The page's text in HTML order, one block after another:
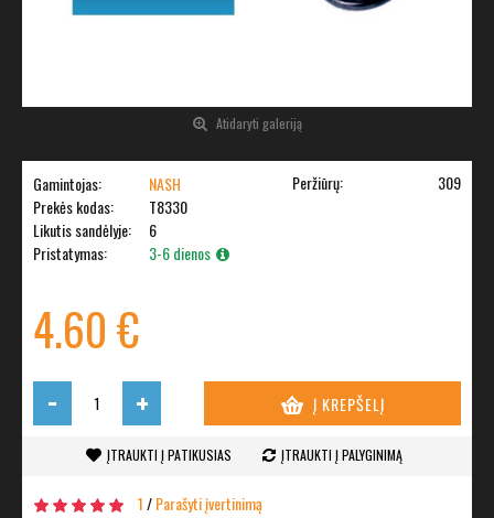
Atidaryti galeriją
Gamintojas:
NASH
Prekės kodas:
T8330
Likutis sandėlyje:
6
Pristatymas:
3-6 dienos
Peržiūrų: 309
4.60 €
- + Į KREPŠELĮ
ĮTRAUKTI Į PATIKUSIAS ĮTRAUKTI Į PALYGINIMĄ
1/Parašyti įvertinimą